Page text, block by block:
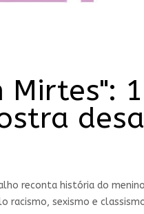
Mirtes":
reconta história do
racismo, sexismo e